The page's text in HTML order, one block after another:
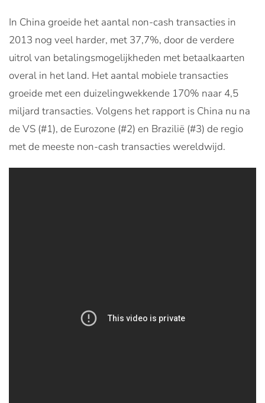
In China groeide het aantal non-cash transacties in
2013 nog veel harder, met 37,7%, door de verdere
uitrol van betalingsmogelijkheden met betaalkaarten
overal in het land. Het aantal mobiele transacties
groeide met een duizelingwekkende 170% naar 4,5
miljard transacties. Volgens het rapport is China nu na
de VS (#1), de Eurozone (#2) en Brazilië (#3) de regio
met de meeste non-cash transacties wereldwijd.